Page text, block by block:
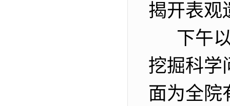
揭开表观
下午
挖掘科学
面为全院